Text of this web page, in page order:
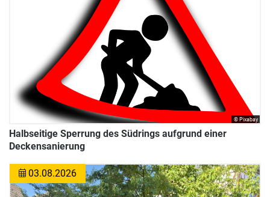
Halbseitige Sperrung des Südrings aufgrund einer
Deckensanierung
© Pixabay
03.08.2026